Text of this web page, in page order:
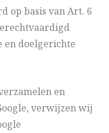
op basis van Art. 6
en doelgerichte
en
verwijzen wij